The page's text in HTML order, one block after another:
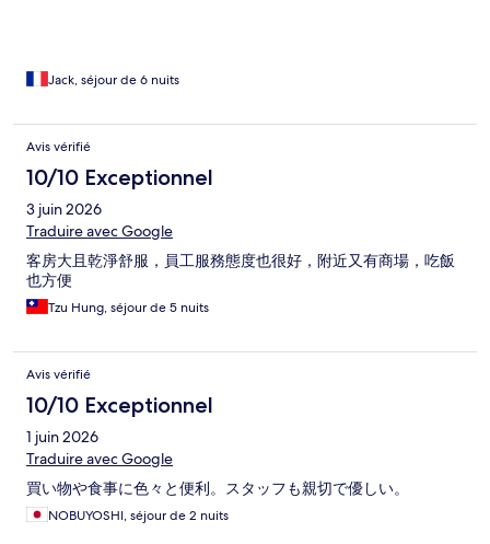
Jack, séjour de 6 nuits
Avis vérifié
10/10 Exceptionnel
3 juin 2026
Traduire avec Google
客房大且乾淨舒服，員工服務態度也很好，附近又有商場，吃飯
也方便
Tzu Hung, séjour de 5 nuits
Avis vérifié
10/10 Exceptionnel
1 juin 2026
Traduire avec Google
買い物や食事に色々と便利。スタッフも親切で優しい。
NOBUYOSHI, séjour de 2 nuits